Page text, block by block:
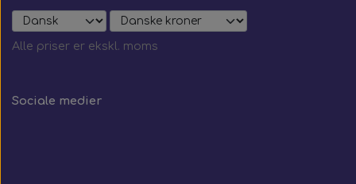
Alle priser er ekskl. moms
Sociale medier